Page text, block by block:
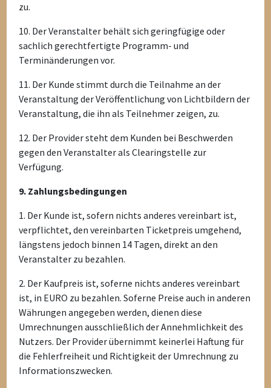
zu.
10. Der Veranstalter behält sich geringfügige oder
sachlich gerechtfertigte Programm- und
Terminänderungen vor.
11. Der Kunde stimmt durch die Teilnahme an der
Veranstaltung der Veröffentlichung von Lichtbildern der
Veranstaltung, die ihn als Teilnehmer zeigen, zu.
12. Der Provider steht dem Kunden bei Beschwerden
gegen den Veranstalter als Clearingstelle zur
Verfügung.
9. Zahlungsbedingungen
1. Der Kunde ist, sofern nichts anderes vereinbart ist,
verpflichtet, den vereinbarten Ticketpreis umgehend,
längstens jedoch binnen 14 Tagen, direkt an den
Veranstalter zu bezahlen.
2. Der Kaufpreis ist, soferne nichts anderes vereinbart
ist, in EURO zu bezahlen. Soferne Preise auch in anderen
Währungen angegeben werden, dienen diese
Umrechnungen ausschließlich der Annehmlichkeit des
Nutzers. Der Provider übernimmt keinerlei Haftung für
die Fehlerfreiheit und Richtigkeit der Umrechnung zu
Informationszwecken.